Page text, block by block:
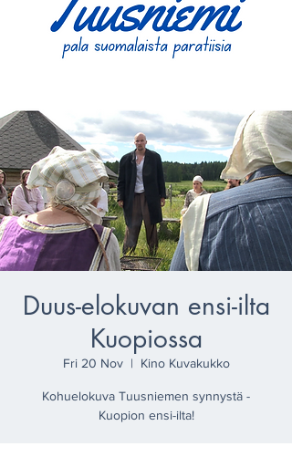
Duus-elokuvan ensi-ilta
Kuopiossa
Fri 20 Nov
  |
Kino Kuvakukko
Kohuelokuva Tuusniemen synnystä -
Kuopion ensi-ilta!